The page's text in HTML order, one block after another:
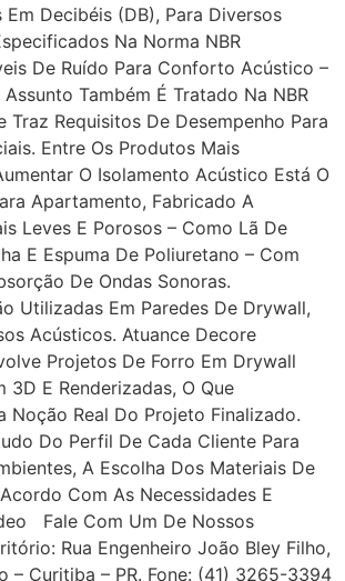
Em Decibéis (dB), Para Diversos
Na Norma NBR
De Ruído Para Conforto Acústico –
Também É Tratado Na NBR
Traz Requisitos De Desempenho Para
Entre Os Produtos Mais
O Isolamento Acústico Está O
Apartamento, Fabricado A
Leves E Porosos – Como Lã De
E Espuma De Poliuretano – Com
De Ondas Sonoras.
Utilizadas Em Paredes De Drywall,
Acústicos. Atuance Decore
Projetos De Forro Em Drywall
3D E Renderizadas, O Que
Noção Real Do Projeto Finalizado.
Do Perfil De Cada Cliente Para
A Escolha Dos Materiais De
Com As Necessidades E
Fale Com Um De Nossos
Rua Engenheiro João Bley Filho,
– Curitiba – PR. Fone: (41) 3265-3394